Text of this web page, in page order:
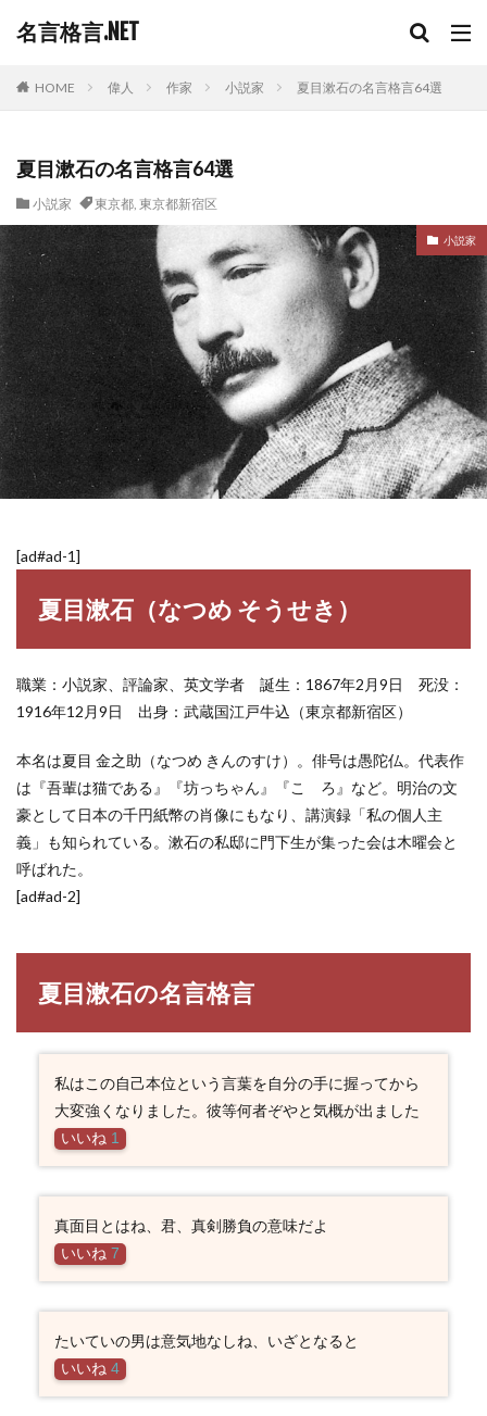
名言格言.NET
HOME 偉人 作家 小説家 夏目漱石の名言格言64選
夏目漱石の名言格言64選
小説家 東京都, 東京都新宿区
小説家
[ad#ad-1]
夏目漱石（なつめ そうせき）
職業：小説家、評論家、英文学者 誕生：1867年2月9日 死没：
1916年12月9日 出身：武蔵国江戸牛込（東京都新宿区）
本名は夏目 金之助（なつめ きんのすけ）。俳号は愚陀仏。代表作
は『吾輩は猫である』『坊っちゃん』『こゝろ』など。明治の文
豪として日本の千円紙幣の肖像にもなり、講演録「私の個人主
義」も知られている。漱石の私邸に門下生が集った会は木曜会と
呼ばれた。
[ad#ad-2]
夏目漱石の名言格言
私はこの自己本位という言葉を自分の手に握ってから
大変強くなりました。彼等何者ぞやと気概が出ました
いいね 1
真面目とはね、君、真剣勝負の意味だよ
いいね 7
たいていの男は意気地なしね、いざとなると
いいね 4